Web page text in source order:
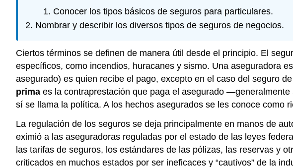
Conocer los tipos básicos de seguros para particulares.
Nombrar y describir los diversos tipos de seguros de negocios.
Ciertos términos se definen de manera útil desde el principio. El
específicos, como incendios, huracanes y sismo. Una aseguradora
asegurado) es quien recibe el pago, excepto en el caso del seguro
prima es la contraprestación que paga el asegurado
sí se llama la política. A los hechos asegurados se les conoce como
La regulación de los seguros se deja principalmente en manos de
eximió a las aseguradoras reguladas por el estado de las leyes
las tarifas de seguros, los estándares de las pólizas, las reservas y
criticados en muchos estados por ser ineficaces y “cautivos” de la